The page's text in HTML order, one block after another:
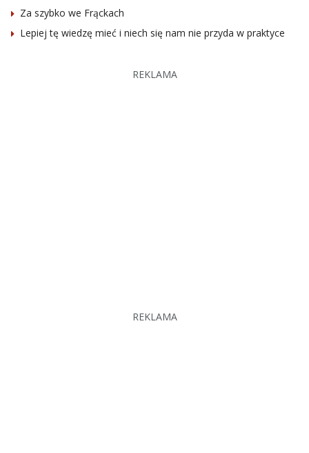
Za szybko we Frąckach
Lepiej tę wiedzę mieć i niech się nam nie przyda w praktyce
REKLAMA
REKLAMA